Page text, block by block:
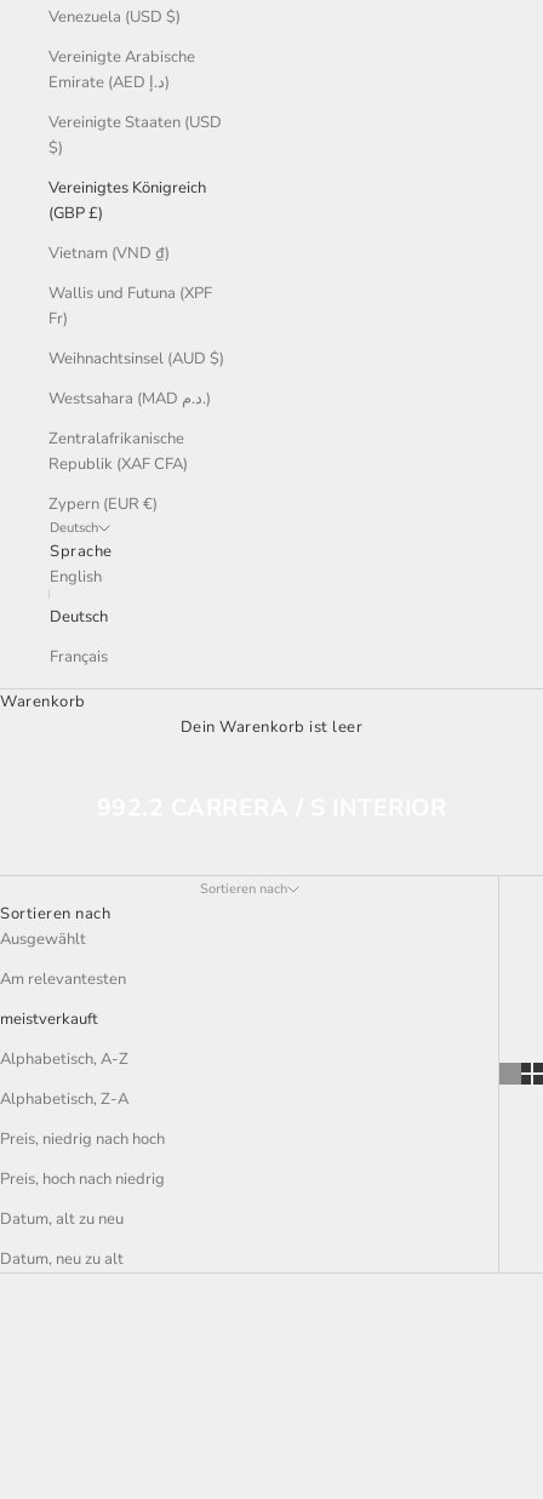
Venezuela (USD $)
Vereinigte Arabische
Emirate (AED د.إ)
Vereinigte Staaten (USD
$)
Vereinigtes Königreich
(GBP £)
Vietnam (VND ₫)
Wallis und Futuna (XPF
Fr)
Weihnachtsinsel (AUD $)
Westsahara (MAD د.م.)
Zentralafrikanische
Republik (XAF CFA)
Zypern (EUR €)
Deutsch
Sprache
English
Deutsch
Français
Warenkorb
Dein Warenkorb ist leer
Sortieren nach
Sortieren nach
Ausgewählt
Am relevantesten
meistverkauft
Alphabetisch, A-Z
Alphabetisch, Z-A
Preis, niedrig nach hoch
Preis, hoch nach niedrig
Datum, alt zu neu
Datum, neu zu alt